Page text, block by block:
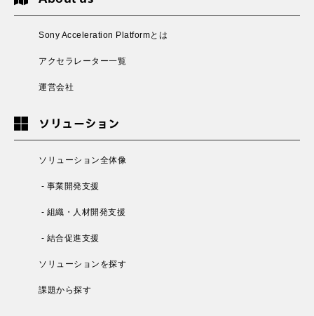
Sony Acceleration Platformとは
アクセラレーター一覧
運営会社
ソリューション
ソリューション全体像
- 事業開発支援
- 組織・人材開発支援
- 結合促進支援
ソリューションを探す
課題から探す